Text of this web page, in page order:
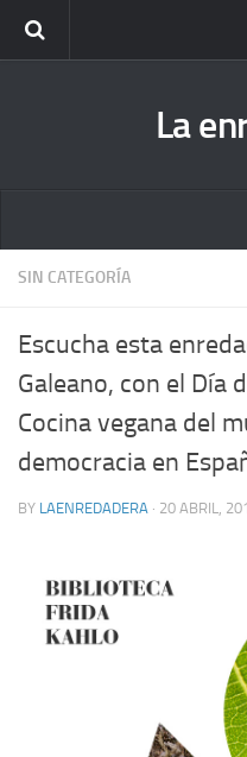
Fanzine Dibuja la Radio.
La
Escucha todas las
Antigua bitácora de La
SIN CATEGORÍA
Escucha esta
Galeano, con el Día
Cocina vegana del
democracia en
BY LAENREDADERA · 20 ABRIL,